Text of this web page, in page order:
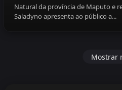
Natural da província de Maputo e
Saladyno apresenta ao público a...
Mostrar